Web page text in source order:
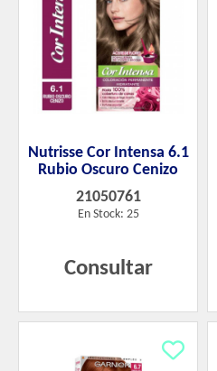
Nutrisse Cor Intensa 6.1
Rubio Oscuro Cenizo
21050761
En Stock: 25
Consultar